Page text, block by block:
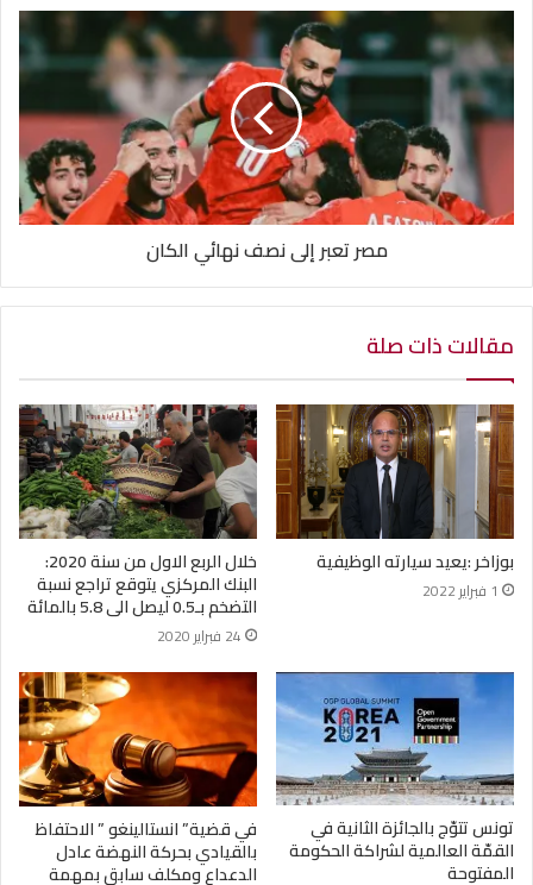
مصر تعبر إلى نصف نهائي الكان
مقالات ذات صلة
بوزاخر :يعيد سيارته الوظيفية
1 فبراير 2022
خلال الربع الاول من سنة 2020:
البنك المركزي يتوقع تراجع نسبة
التضخم بـ0.5 ليصل الى 5.8 بالمائة
24 فبراير 2020
تونس تتوّج بالجائزة الثانية في
القمّة العالمية لشراكة الحكومة
المفتوحة
في قضية” انستالينغو ” الاحتفاظ
بالقيادي بحركة النهضة عادل
الدعداع ومكلف سابق بمهمة